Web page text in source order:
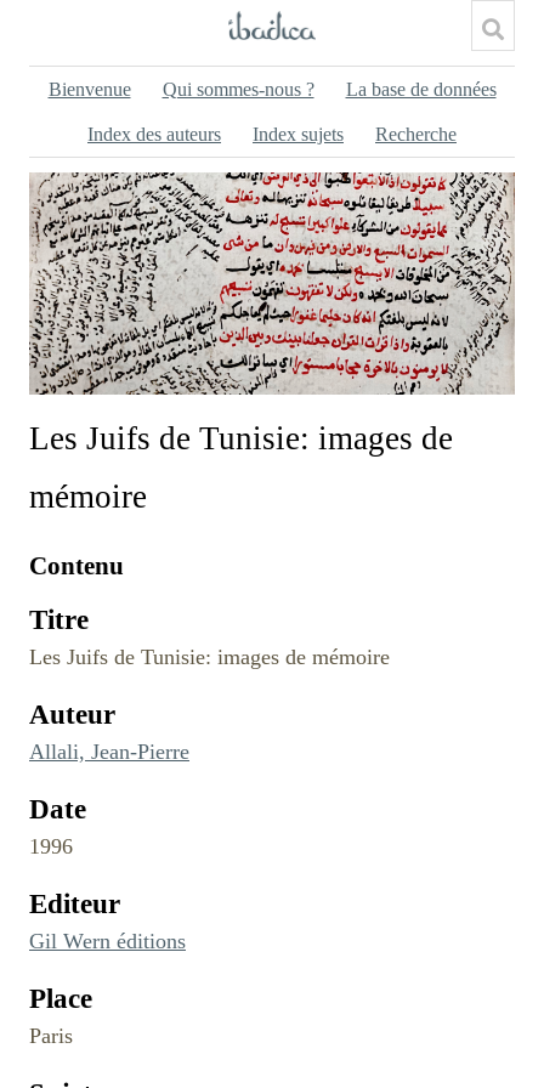
Bienvenue Qui sommes-nous ? La base de données
Index des auteurs Index sujets Recherche
Les Juifs de Tunisie: images de
mémoire
Contenu
Titre
Les Juifs de Tunisie: images de mémoire
Auteur
Allali, Jean-Pierre
Date
1996
Editeur
Gil Wern éditions
Place
Paris